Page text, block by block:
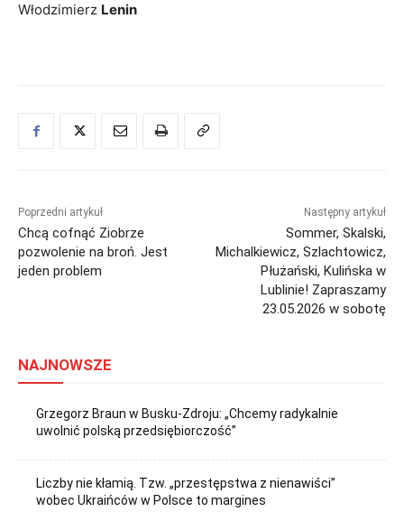
Włodzimierz Lenin
Poprzedni artykuł
Chcą cofnąć Ziobrze
pozwolenie na broń. Jest
jeden problem
Następny artykuł
Sommer, Skalski,
Michalkiewicz, Szlachtowicz,
Płużański, Kulińska w
Lublinie! Zapraszamy
23.05.2026 w sobotę
NAJNOWSZE
Grzegorz Braun w Busku-Zdroju: „Chcemy radykalnie
uwolnić polską przedsiębiorczość”
Liczby nie kłamią. Tzw. „przestępstwa z nienawiści”
wobec Ukraińców w Polsce to margines